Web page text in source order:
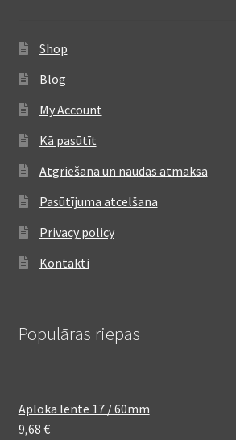
Shop
Blog
My Account
Kā pasūtīt
Atgriešana un naudas atmaksa
Pasūtījuma atcelšana
Privacy policy
Kontakti
Populāras riepas
Aploka lente 17 / 60mm
9,68 €